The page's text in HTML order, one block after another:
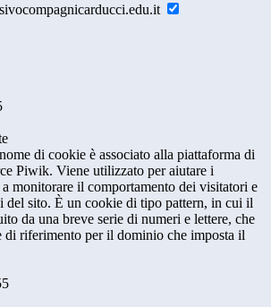
di cookie è associato alla piattaforma di
Piwik. Viene utilizzato per aiutare i
monitorare il comportamento dei visitatori e
del sito. È un cookie di tipo pattern, in cui il
da una breve serie di numeri e lettere, che
di riferimento per il dominio che imposta il